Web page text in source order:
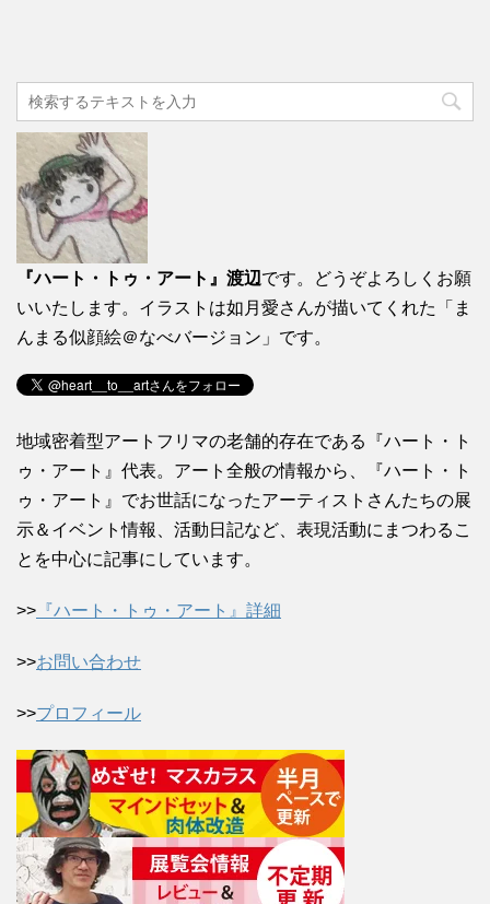
『ハート・トゥ・アート』渡辺です。どうぞよろしくお願
いいたします。イラストは如月愛さんが描いてくれた「ま
んまる似顔絵＠なべバージョン」です。
地域密着型アートフリマの老舗的存在である『ハート・ト
ゥ・アート』代表。アート全般の情報から、『ハート・ト
ゥ・アート』でお世話になったアーティストさんたちの展
示＆イベント情報、活動日記など、表現活動にまつわるこ
とを中心に記事にしています。
>> 『ハート・トゥ・アート』詳細
>>お問い合わせ
>>プロフィール